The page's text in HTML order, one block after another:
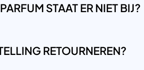
STAAT ER NIET BIJ?
RETOURNEREN?